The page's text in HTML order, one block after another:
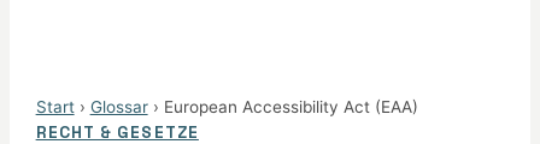
Start› Glossar› European Accessibility Act (EAA)
RECHT & GESETZE